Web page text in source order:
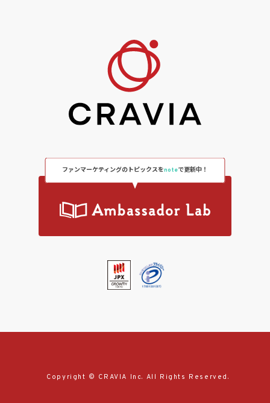
ファンマーケティングのトピックスをnoteで更新中！
Copyright © CRAVIA Inc. All Rights Reserved.